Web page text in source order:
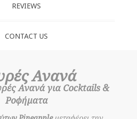
REVIEWS
CONTACT US
Ανανά
Ανανά για Cocktails &
Ροφήματα